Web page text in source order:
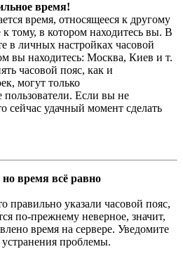
время!
время, относящееся к другому
к тому, в котором находитесь вы. В
в личных настройках часовой
вы находитесь: Москва, Киев и т.
часовой пояс, как и
могут только
пользователи. Если вы не
сейчас удачный момент сделать
время всё равно
правильно указали часовой пояс,
по-прежнему неверное, значит,
время на сервере. Уведомите
проблемы.